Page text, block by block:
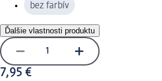
bez farbív
Ďalšie vlastnosti produktu
7,95 €